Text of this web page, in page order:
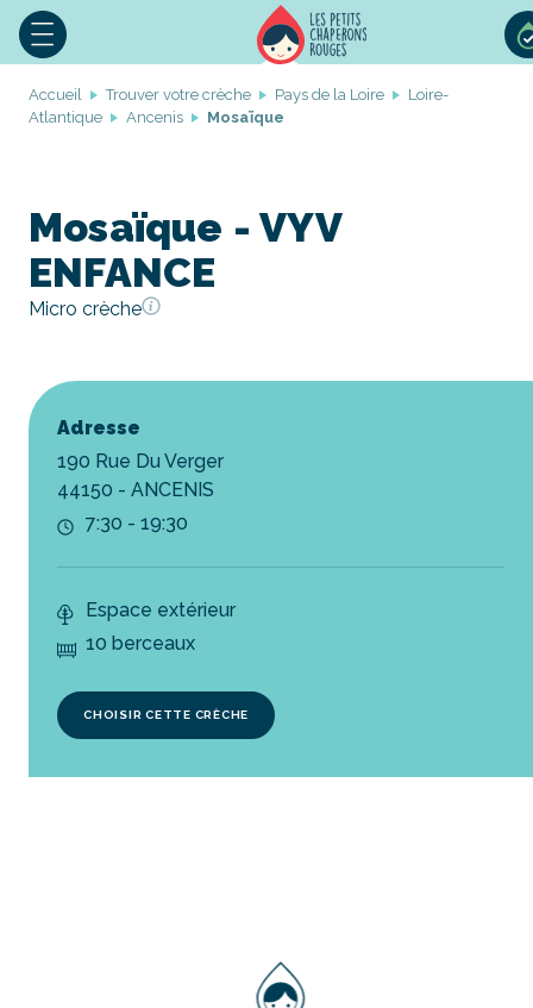
Accueil Trouver votre crèche Pays de la Loire
Loire-
Atlantique
Ancenis Mosaïque
Mosaïque - VYV
ENFANCE
Micro crèche
Adresse
190 Rue Du Verger
44150 - ANCENIS
7:30 - 19:30
Espace extérieur
10 berceaux
CHOISIR CETTE CRÈCHE